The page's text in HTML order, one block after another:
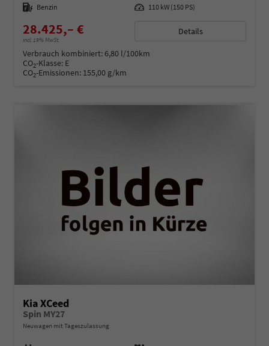
Kraftstoff Benzin Leistung 110 kW (150 PS)
28.425,– €
incl. 19% MwSt.
Details
Verbrauch kombiniert:6,80 l/100km
CO2-Klasse: E
CO2-Emissionen: 155,00 g/km
Kia XCeed
Spin MY27
Neuwagen mit Tageszulassung